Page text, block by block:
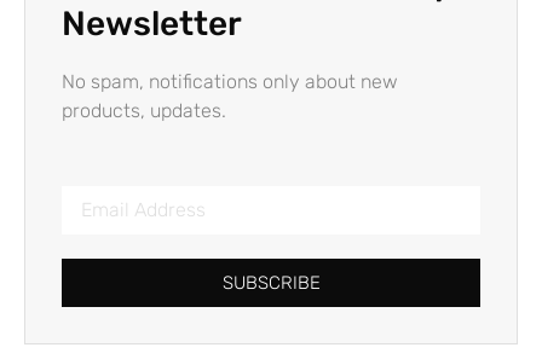
Newsletter
No spam, notifications only about new
products, updates.
SUBSCRIBE